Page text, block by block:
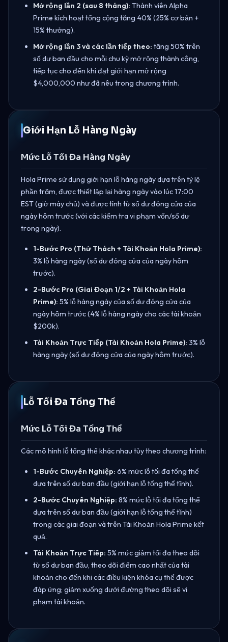
Mở rộng lần 2 (sau 8 tháng): Thành viên Alpha
Prime kích hoạt tổng cộng tăng 40% (25% cơ bản +
15% thưởng).
Mở rộng lần 3 và các lần tiếp theo: tăng 50% trên
số dư ban đầu cho mỗi chu kỳ mở rộng thành công,
tiếp tục cho đến khi đạt giới hạn mở rộng
$4,000,000 như đã nêu trong chương trình.
Giới Hạn Lỗ Hàng Ngày
Mức Lỗ Tối Đa Hàng Ngày
Hola Prime sử dụng giới hạn lỗ hàng ngày dựa trên tỷ lệ
phần trăm, được thiết lập lại hàng ngày vào lúc 17:00
EST (giờ máy chủ) và được tính từ số dư đóng cửa của
ngày hôm trước (với các kiểm tra vi phạm vốn/số dư
trong ngày).
1-Bước Pro (Thử Thách + Tài Khoản Hola Prime):
3% lỗ hàng ngày (số dư đóng cửa của ngày hôm
trước).
2-Bước Pro (Giai Đoạn 1/2 + Tài Khoản Hola
Prime): 5% lỗ hàng ngày của số dư đóng cửa của
ngày hôm trước (4% lỗ hàng ngày cho các tài khoản
$200k).
Tài Khoản Trực Tiếp (Tài Khoản Hola Prime): 3% lỗ
hàng ngày (số dư đóng cửa của ngày hôm trước).
Lỗ Tối Đa Tổng Thể
Mức Lỗ Tối Đa Tổng Thể
Các mô hình lỗ tổng thể khác nhau tùy theo chương trình:
1-Bước Chuyên Nghiệp: 6% mức lỗ tối đa tổng thể
dựa trên số dư ban đầu (giới hạn lỗ tổng thể tĩnh).
2-Bước Chuyên Nghiệp: 8% mức lỗ tối đa tổng thể
dựa trên số dư ban đầu (giới hạn lỗ tổng thể tĩnh)
trong các giai đoạn và trên Tài Khoản Hola Prime kết
quả.
Tài Khoản Trực Tiếp: 5% mức giảm tối đa theo dõi
từ số dư ban đầu, theo dõi điểm cao nhất của tài
khoản cho đến khi các điều kiện khóa cụ thể được
đáp ứng; giảm xuống dưới đường theo dõi sẽ vi
phạm tài khoản.